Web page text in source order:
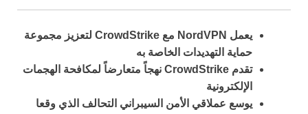
يعمل NordVPN مع CrowdStrike لتعزيز مجموعة
حماية التهديدات الخاصة به
تقدم CrowdStrike نهجاً متعارضاً لمكافحة الهجمات
الإلكترونية
يوسع عملاقي الأمن السيبراني التحالف الذي وقعا